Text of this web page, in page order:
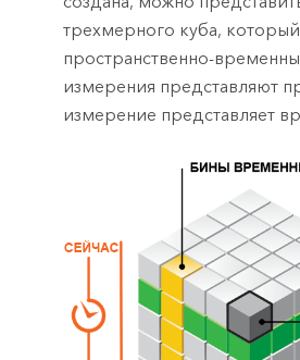
трехмерного куба, который
пространственно-
измерения представляют
измерение представляет